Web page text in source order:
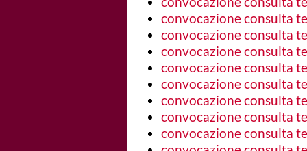
convocazione consulta
convocazione consulta
convocazione consulta
convocazione consulta
convocazione consulta
convocazione consulta
convocazione consulta
convocazione consulta